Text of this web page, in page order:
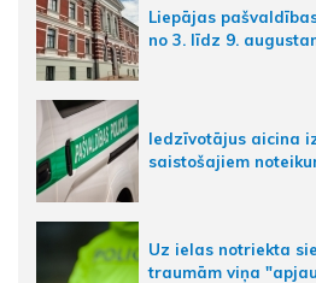
Liepājas
no 3. līdz 9.
Iedzīvotājus aicina
saistošajiem
Uz ielas notriekta
traumām viņa